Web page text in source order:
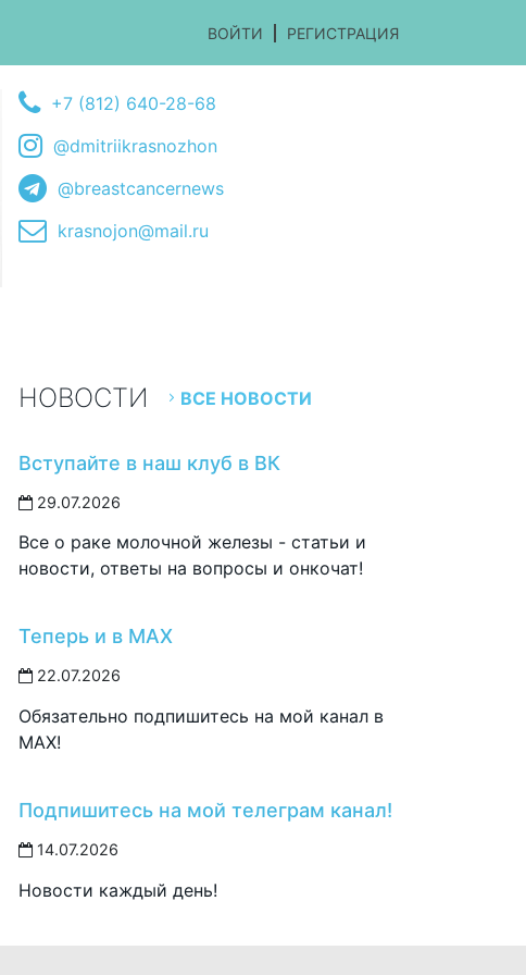
ВОЙТИ РЕГИСТРАЦИЯ
+7 (812) 640-28-68
@dmitriikrasnozhon
@breastcancernews
krasnojon@mail.ru
НОВОСТИ ВСЕ НОВОСТИ
Вступайте в наш клуб в ВК
29.07.2026
Все о раке молочной железы - статьи и
новости, ответы на вопросы и онкочат!
Теперь и в MAX
22.07.2026
Обязательно подпишитесь на мой канал в
MAX!
Подпишитесь на мой телеграм канал!
14.07.2026
Новости каждый день!